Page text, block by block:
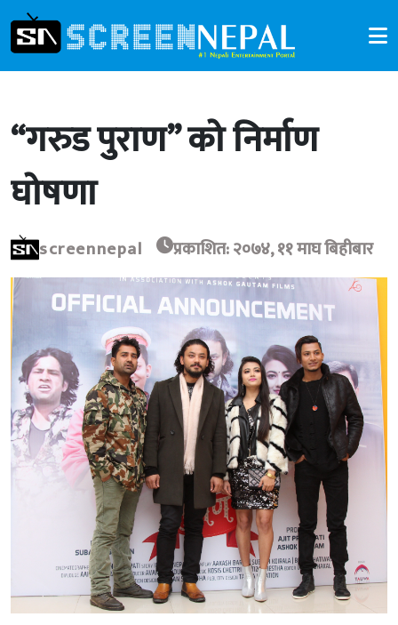
“गरुड पुराण” को निर्माण
घोषणा
screennepal प्रकाशित: २०७४, ११ माघ बिहीबार